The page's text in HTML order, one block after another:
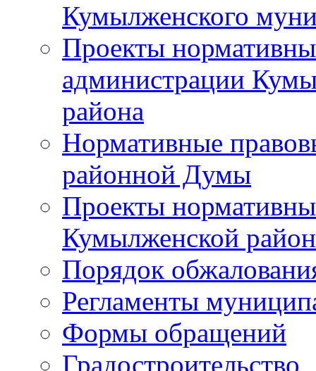
Кумылженского
Проекты
администрации
района
Нормативные
районной Думы
Проекты
Кумылженской
Порядок
Регламенты
Формы обращений
Градостроительство